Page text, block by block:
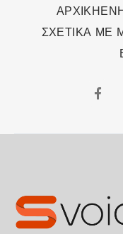
ΑΡΧΙΚΗ
ΣΧΕΤΙΚΑ ΜΕ